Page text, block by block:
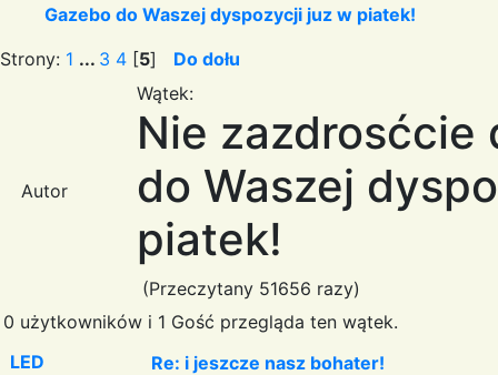
Gazebo do Waszej dyspozycji juz w piatek!
Strony: 1 ... 3 4 [5] Do dołu
Autor
Wątek:
Nie zazdrosćcie
do Waszej
piatek!
(Przeczytany 51656 razy)
0 użytkowników i 1 Gość przegląda ten wątek.
LED
Re: i jeszcze nasz bohater!